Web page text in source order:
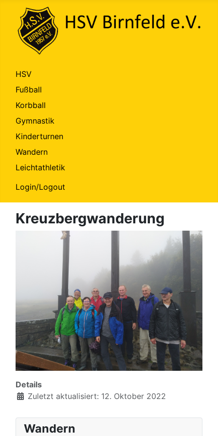
HSV
Fußball
Korbball
Gymnastik
Kinderturnen
Wandern
Leichtathletik
Login/Logout
Kreuzbergwanderung
Details
Zuletzt aktualisiert: 12. Oktober 2022
Wandern